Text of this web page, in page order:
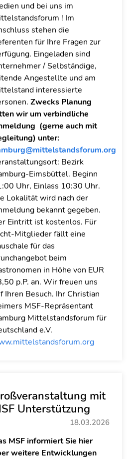
und bei uns im
! Im
stehen die
für Ihre Fragen zur
Eingeladen sind
/ Selbständige,
Angestellte und am
interessierte
Zwecks Planung
wir um verbindliche
(gerne auch mit
unter:
Bezirk
Eimsbüttel. Beginn
Uhr, Einlass 10:30 Uhr.
Lokalität wird nach der
bekannt gegeben.
Eintritt ist kostenlos. Für
Mitglieder fällt eine
für das
beim
in Höhe von EUR
p.P. an. Wir freuen uns
Ihren Besuch. Ihr Christian
MSF-Repräsentant
Mittelstandsforum für
e.V.
mit
Unterstützung
18.03.2026
MSF informiert Sie hier
weitere Entwicklungen